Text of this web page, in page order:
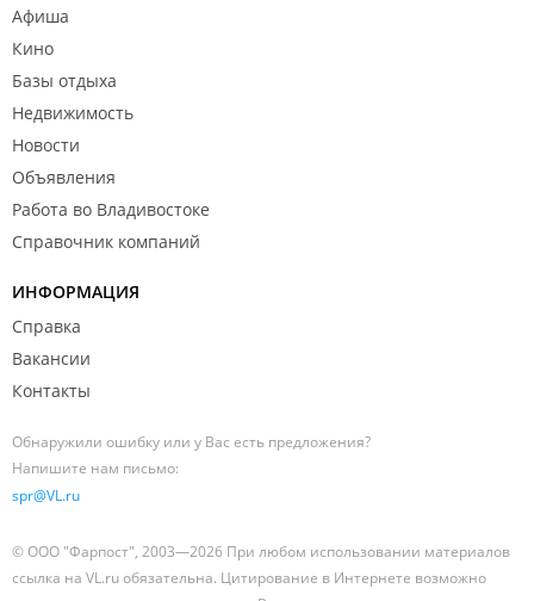
Афиша
Кино
Базы отдыха
Недвижимость
Новости
Объявления
Работа во Владивостоке
Справочник компаний
ИНФОРМАЦИЯ
Справка
Вакансии
Контакты
Обнаружили ошибку или у Вас есть предложения?
Напишите нам письмо:
spr@VL.ru
© ООО "Фарпост", 2003—2026 При любом использовании материалов
ссылка на VL.ru обязательна. Цитирование в Интернете возможно